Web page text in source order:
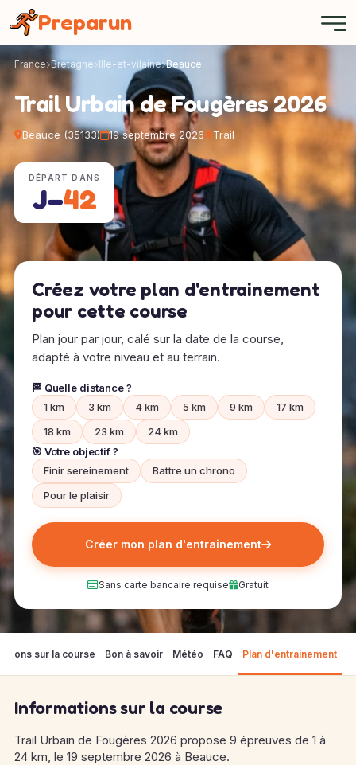
Preparun
France Bretagne Ille-et-vilaine Beauce
Trail Urbain de Fougères 2026
Beauce (35133) 19 septembre 2026 Trail
DÉPART DANS
J−42
Créez votre plan d'entrainement
pour cette course
Plan jour par jour, calé sur la date de la course,
adapté à votre niveau et au terrain.
🏁 Quelle distance ?
1 km
3 km 4 km 5 km 9 km
17 km
18 km
23 km
24 km
🎯 Votre objectif ?
Finir sereinement
Battre un chrono
Pour le plaisir
Créer mon plan d'entrainement
Sans carte bancaire requise Gratuit
sur la course Bon à savoir Météo FAQ Plan d'entrainement
Informations sur la course
Trail Urbain de Fougères 2026 propose 9 épreuves de 1 à
24 km, le 19 septembre 2026 à Beauce.
Panneau de gestion des cookies